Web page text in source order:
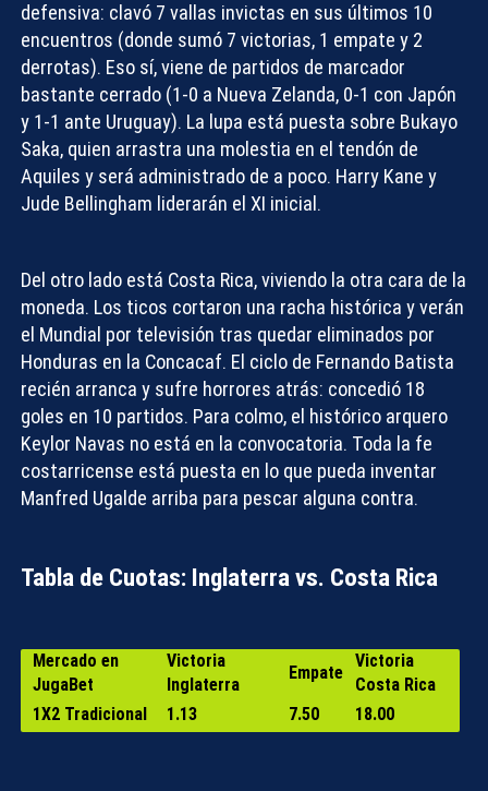
defensiva: clavó 7 vallas invictas en sus últimos 10
encuentros (donde sumó 7 victorias, 1 empate y 2
derrotas). Eso sí, viene de partidos de marcador
bastante cerrado (1-0 a Nueva Zelanda, 0-1 con Japón
y 1-1 ante Uruguay). La lupa está puesta sobre Bukayo
Saka, quien arrastra una molestia en el tendón de
Aquiles y será administrado de a poco. Harry Kane y
Jude Bellingham liderarán el XI inicial.
Del otro lado está Costa Rica, viviendo la otra cara de la
moneda. Los ticos cortaron una racha histórica y verán
el Mundial por televisión tras quedar eliminados por
Honduras en la Concacaf. El ciclo de Fernando Batista
recién arranca y sufre horrores atrás: concedió 18
goles en 10 partidos. Para colmo, el histórico arquero
Keylor Navas no está en la convocatoria. Toda la fe
costarricense está puesta en lo que pueda inventar
Manfred Ugalde arriba para pescar alguna contra.
Tabla de Cuotas: Inglaterra vs. Costa Rica
Mercado en
JugaBet
Victoria
Inglaterra
Empate
Victoria
Costa Rica
1X2 Tradicional
1.13 7.50 18.00